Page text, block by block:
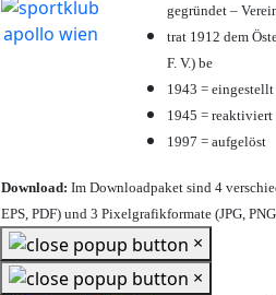
gegründet –
trat 1912 dem
F. V.) be
1943 = eingestellt
1945 = reaktiviert
1997 = aufgelöst
Download: Im Downloadpaket sind 4
EPS, PDF) und 3 Pixelgrafikformate (JPG,
×
×